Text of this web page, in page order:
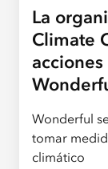
La
Climate
Wonderful
tomar
climático